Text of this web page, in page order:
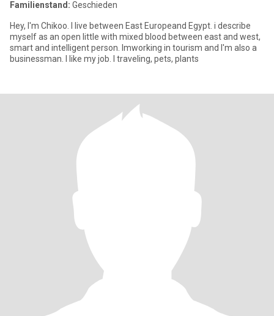
Familienstand: Geschieden
Hey, I'm Chikoo. I live between East Europeand Egypt. i describe
myself as an open little with mixed blood between east and west,
smart and intelligent person. Imworking in tourism and I'm also a
businessman. I like my job. I traveling, pets, plants